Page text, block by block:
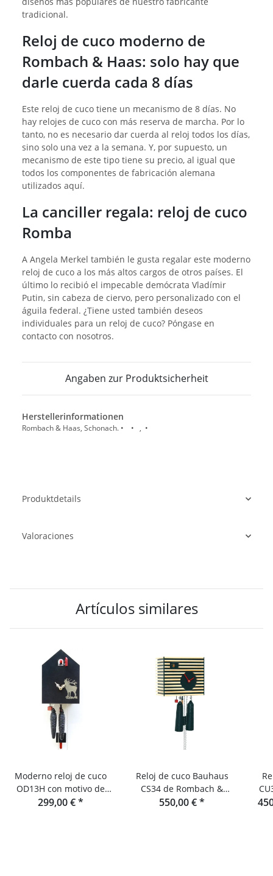
tradicional.
Reloj de cuco moderno de
Rombach & Haas: solo hay que
darle cuerda cada 8 días
Este reloj de cuco tiene un mecanismo de 8 días. No
hay relojes de cuco con más reserva de marcha. Por lo
tanto, no es necesario dar cuerda al reloj todos los días,
sino solo una vez a la semana. Y, por supuesto, un
mecanismo de este tipo tiene su precio, al igual que
todos los componentes de fabricación alemana
utilizados aquí.
La canciller regala: reloj de cuco
Romba
A Angela Merkel también le gusta regalar este moderno
reloj de cuco a los más altos cargos de otros países. El
último lo recibió el impecable demócrata Vladímir
Putin, sin cabeza de ciervo, pero personalizado con el
águila federal. ¿Tiene usted también deseos
individuales para un reloj de cuco? Póngase en
contacto con nosotros.
Angaben zur Produktsicherheit
Herstellerinformationen
Rombach & Haas, Schonach. • • , •
Produktdetails
Valoraciones
Artículos similares
Moderno reloj de cuco
OD13H con motivo de
ciervo de Rombach &
299,00 €*
Reloj de cuco Bauhaus
CS34 de Rombach &
Haas
550,00 €*
CU34H